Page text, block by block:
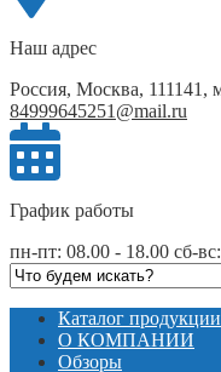
Наш адрес
Россия, Москва, 111141,
84999645251@mail.ru
График работы
пн-пт: 08.00 - 18.00 сб-
Каталог продукции
О КОМПАНИИ
Обзоры